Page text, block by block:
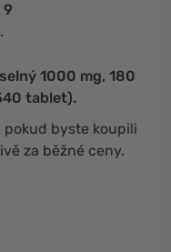
9
1000 mg, 180
tablet).
byste koupili
za běžné ceny.